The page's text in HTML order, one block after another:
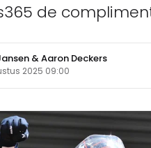
de
&Aaron Deckers
2025 09:00